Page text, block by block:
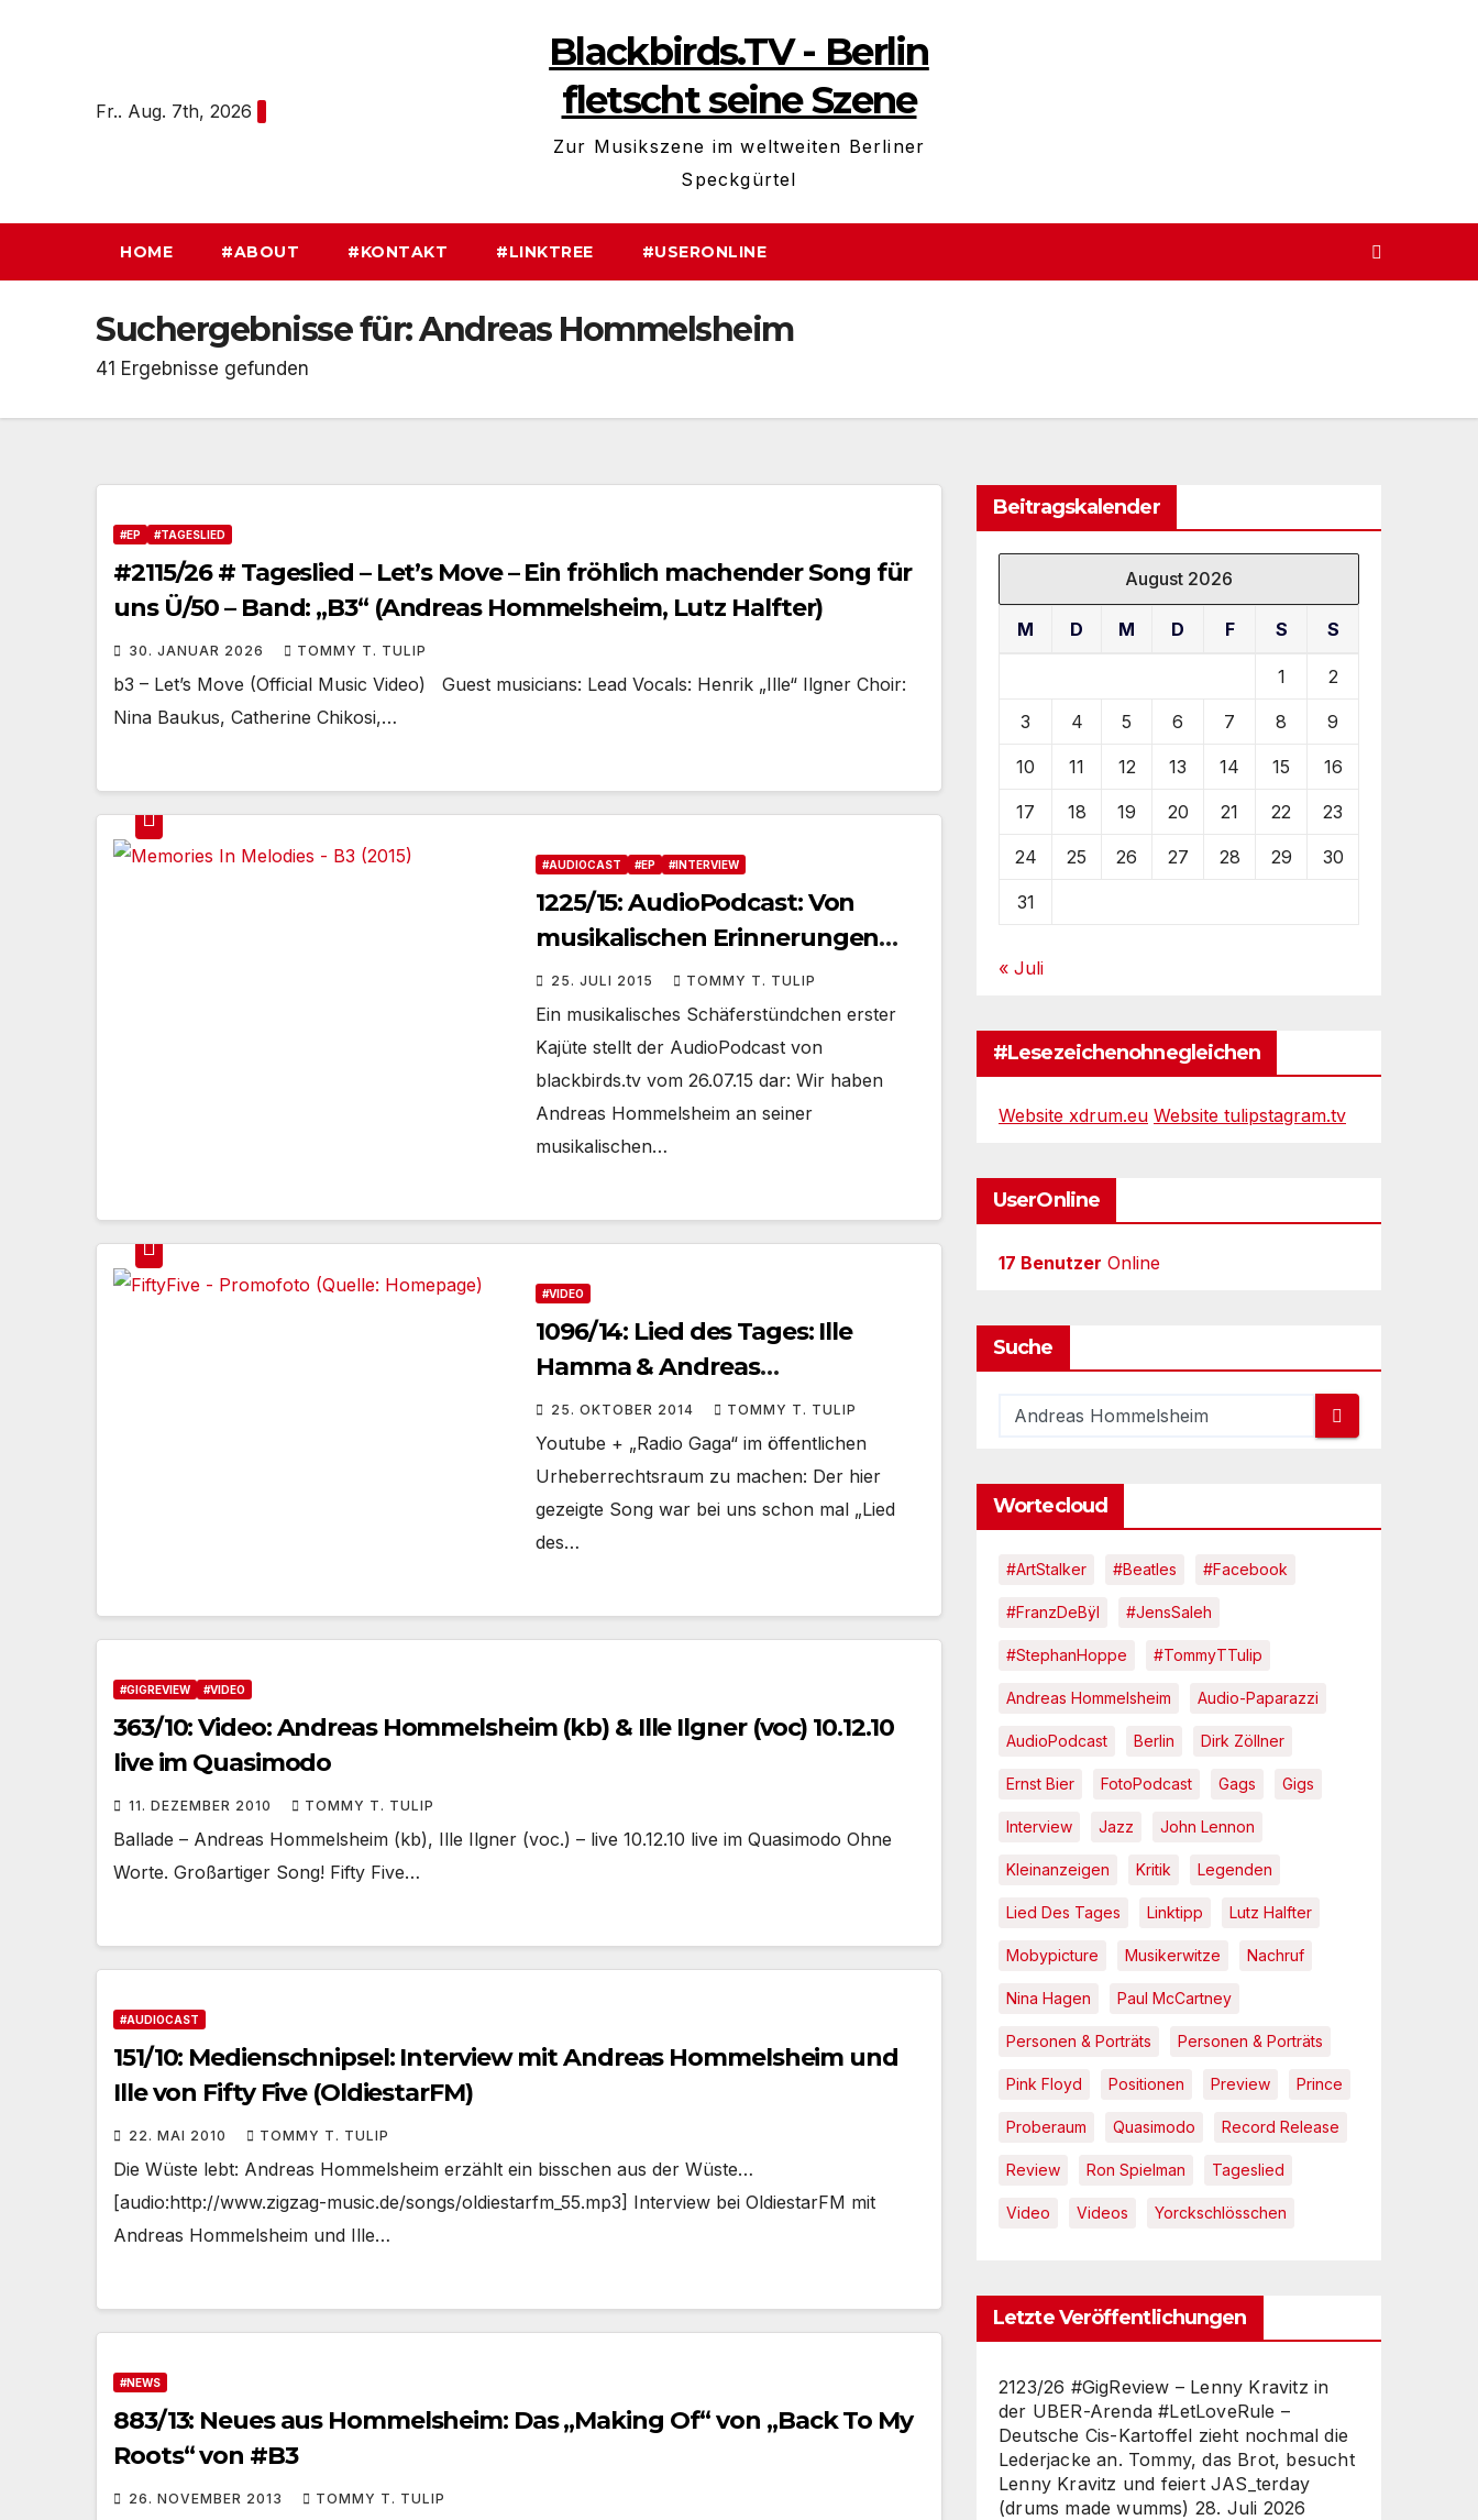
Fr.. Aug. 7th, 2026
Blackbirds.TV - Berlin
fletscht seine Szene
Zur Musikszene im weltweiten Berliner
Speckgürtel
HOME #ABOUT #KONTAKT #LINKTREE #USERONLINE
Suchergebnisse für:Andreas Hommelsheim
41 Ergebnisse gefunden
#EP #TAGESLIED
#2115/26 # Tageslied – Let’s Move – Ein fröhlich machender Song für
uns Ü/50 – Band: „B3“ (Andreas Hommelsheim, Lutz Halfter)
30. JANUAR 2026 TOMMY T. TULIP
b3 – Let’s Move (Official Music Video) Guest musicians: Lead Vocals: Henrik „Ille“ Ilgner Choir:
Nina Baukus, Catherine Chikosi,…
#AUDIOCAST #EP #INTERVIEW
1225/15: AudioPodcast: Von
musikalischen Erinnerungen
von Andreas Hommelsheim –
CD-Review „Memories in
Melodies“ #B3
25. JULI 2015 TOMMY T. TULIP
Ein musikalisches Schäferstündchen erster
Kajüte stellt der AudioPodcast von
blackbirds.tv vom 26.07.15 dar: Wir haben
Andreas Hommelsheim an seiner
musikalischen…
#VIDEO
1096/14: Lied des Tages: Ille
Hamma & Andreas
Hommelsheim
25. OKTOBER 2014 TOMMY T. TULIP
Youtube + „Radio Gaga“ im öffentlichen
Urheberrechtsraum zu machen: Der hier
gezeigte Song war bei uns schon mal „Lied
des…
#GIGREVIEW #VIDEO
363/10: Video: Andreas Hommelsheim (kb) & Ille Ilgner (voc) 10.12.10
live im Quasimodo
11. DEZEMBER 2010 TOMMY T. TULIP
Ballade – Andreas Hommelsheim (kb), Ille Ilgner (voc.) – live 10.12.10 live im Quasimodo Ohne
Worte. Großartiger Song! Fifty Five…
#AUDIOCAST
151/10: Medienschnipsel: Interview mit Andreas Hommelsheim und
Ille von Fifty Five (OldiestarFM)
22. MAI 2010 TOMMY T. TULIP
Die Wüste lebt: Andreas Hommelsheim erzählt ein bisschen aus der Wüste…
[audio:http://www.zigzag-music.de/songs/oldiestarfm_55.mp3] Interview bei OldiestarFM mit
Andreas Hommelsheim und Ille…
#NEWS
883/13: Neues aus Hommelsheim: Das „Making Of“ von „Back To My
Roots“ von #B3
26. NOVEMBER 2013 TOMMY T. TULIP
Beitragskalender
August 2026
M D M D F S S
1 2
3 4 5 6 7 8 9
10 11 12 13 14 15 16
17 18 19 20 21 22 23
24 25 26 27 28 29 30
31
« Juli
#Lesezeichenohnegleichen
Website xdrum.eu Website tulipstagram.tv
UserOnline
17 Benutzer Online
Suche
Wortecloud
#ArtStalker #Beatles #Facebook
#FranzDeBÿl #JensSaleh
#StephanHoppe #TommyTTulip
Andreas Hommelsheim Audio-Paparazzi
AudioPodcast Berlin Dirk Zöllner
Ernst Bier FotoPodcast Gags Gigs
Interview Jazz John Lennon
Kleinanzeigen Kritik Legenden
Lied Des Tages Linktipp Lutz Halfter
Mobypicture Musikerwitze Nachruf
Nina Hagen Paul McCartney
Personen & Porträts Personen & Porträts
Pink Floyd Positionen Preview Prince
Proberaum Quasimodo Record Release
Review Ron Spielman Tageslied
Video Videos Yorckschlösschen
Letzte Veröffentlichungen
2123/26 #GigReview – Lenny Kravitz in
der UBER-Arenda #LetLoveRule –
Deutsche Cis-Kartoffel zieht nochmal die
Lederjacke an. Tommy, das Brot, besucht
Lenny Kravitz und feiert JAS_terday
(drums made wumms) 28. Juli 2026